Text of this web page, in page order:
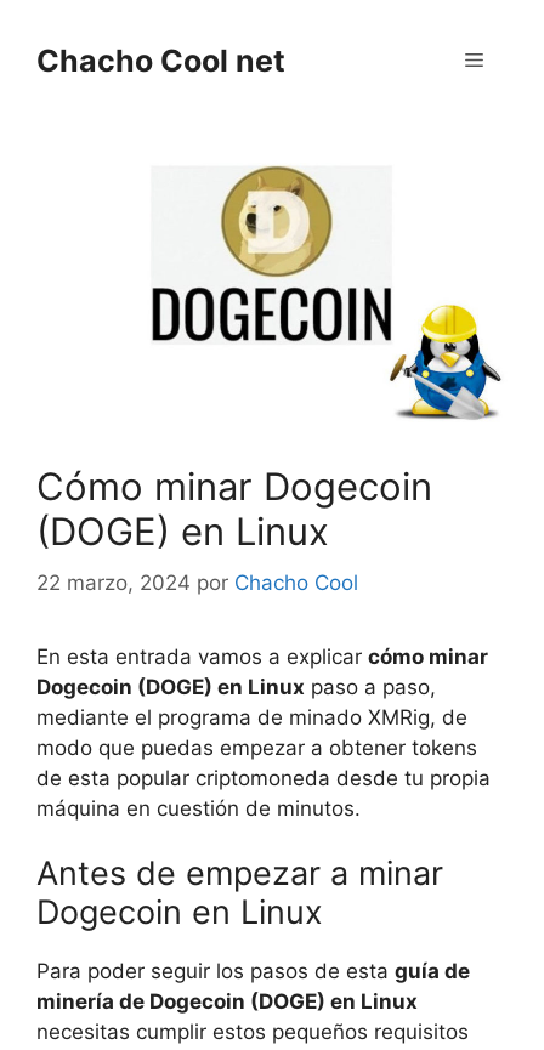
contenido
Chacho Cool net Menú
Cómo minar Dogecoin
(DOGE) en Linux
22 marzo, 2024 por Chacho Cool
En esta entrada vamos a explicar cómo minar
Dogecoin (DOGE) en Linux paso a paso,
mediante el programa de minado XMRig, de
modo que puedas empezar a obtener tokens
de esta popular criptomoneda desde tu propia
máquina en cuestión de minutos.
Antes de empezar a minar
Dogecoin en Linux
Para poder seguir los pasos de esta guía de
minería de Dogecoin (DOGE) en Linux
necesitas cumplir estos pequeños requisitos